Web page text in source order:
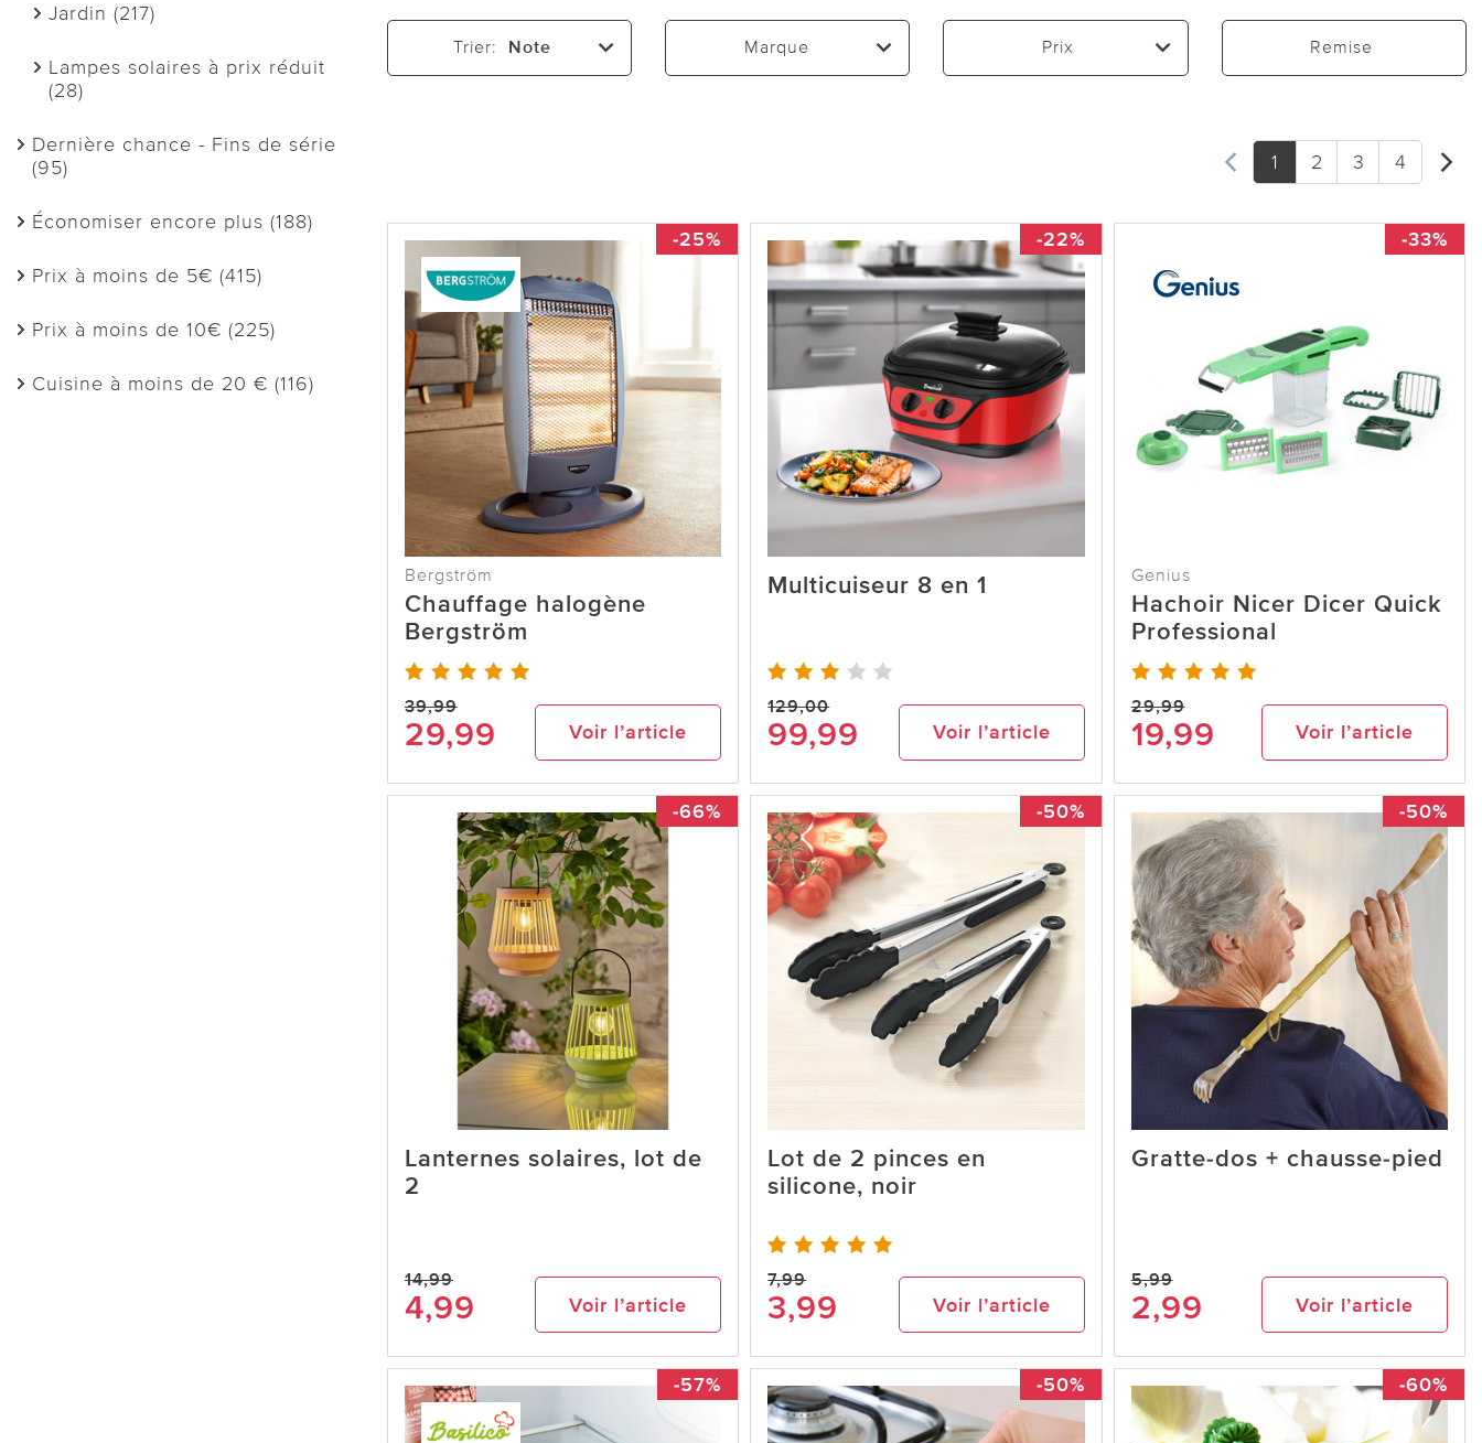
Jardin (217)
Lampes solaires à prix réduit
(28)
Dernière chance - Fins de série
(95)
Économiser encore plus (188)
Prix à moins de 5€ (415)
Prix à moins de 10€ (225)
Cuisine à moins de 20 € (116)
Trier: Note Marque Prix Remise
1 2 3 4
-25%
Bergström
Chauffage halogène
Bergström
39,99
29,99 Voir l’article
-22%
Multicuiseur 8 en 1
129,00
99,99 Voir l’article
-33%
Genius
Hachoir Nicer Dicer Quick
Professional
29,99
19,99 Voir l’article
-66%
Lanternes solaires, lot de
2
14,99
4,99 Voir l’article
-50%
Lot de 2 pinces en
silicone, noir
7,99
3,99 Voir l’article
-50%
Gratte-dos + chausse-pied
5,99
2,99 Voir l’article
-57% -50% -60%